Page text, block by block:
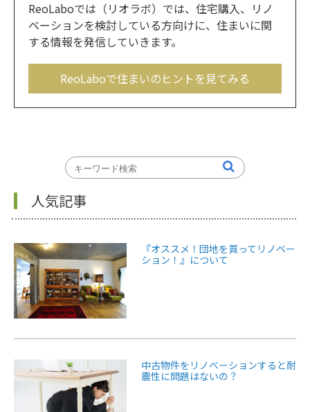
ReoLaboでは（リオラボ）では、住宅購入、リノ
ベーションを検討している方向けに、住まいに関
する情報を発信していきます。
ReoLaboで住まいのヒントを見てみる
人気記事
『オススメ！団地を買ってリノベー
ション！』について
中古物件をリノベーションすると耐
震性に問題はないの？